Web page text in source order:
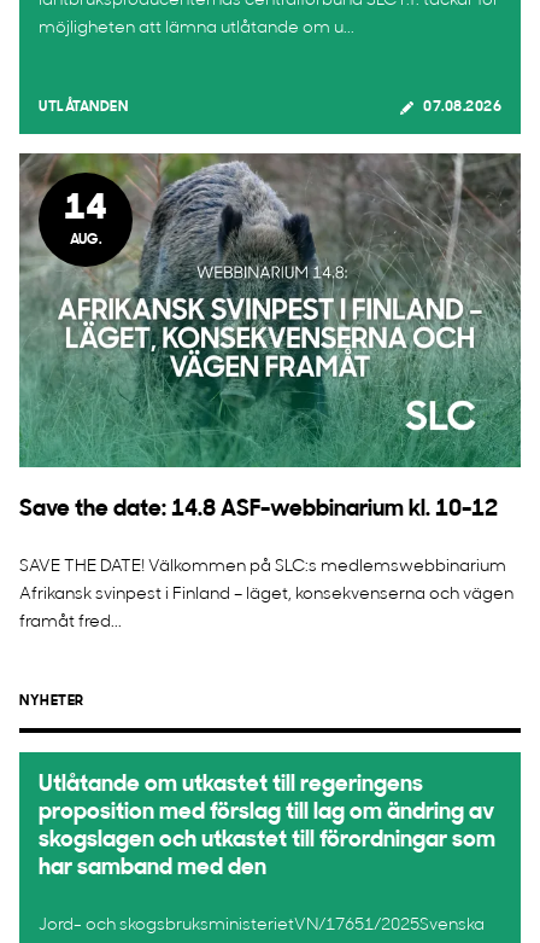
möjligheten att lämna utlåtande om u...
UTLÅTANDEN 07.08.2026
14
AUG.
Save the date: 14.8 ASF-webbinarium kl. 10-12
SAVE THE DATE! Välkommen på SLC:s medlemswebbinarium
Afrikansk svinpest i Finland – läget, konsekvenserna och vägen
framåt fred...
NYHETER
Utlåtande om utkastet till regeringens
proposition med förslag till lag om ändring av
skogslagen och utkastet till förordningar som
har samband med den
Jord- och skogsbruksministerietVN/17651/2025Svenska